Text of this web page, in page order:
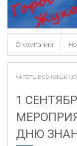
О компании
читать все наши
1
ДНЮ